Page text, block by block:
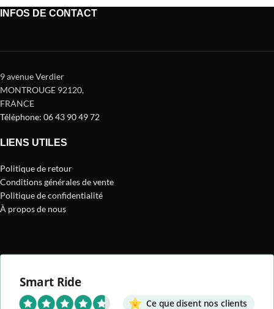
INFOS DE CONTACT
9 avenue Verdier
MONTROUGE 92120,
FRANCE
Téléphone: 06 43 90 49 72
LIENS UTILES
Politique de retour
Conditions générales de vente
Politique de confidentialité
À propos de nous
Smart Ride
Ce que disent nos clients